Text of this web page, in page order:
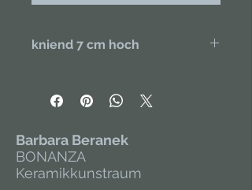
kniend 7 cm hoch
handbemalt. Unikat.
Barbara Beranek
BONANZA
Keramikkunstraum